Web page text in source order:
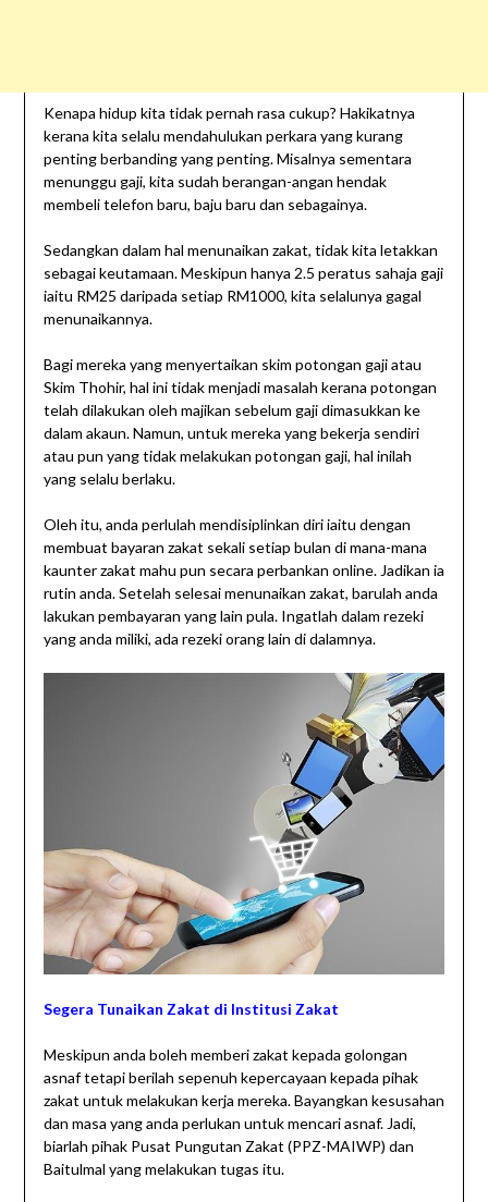
Kenapa hidup kita tidak pernah rasa cukup? Hakikatnya
kerana kita selalu mendahulukan perkara yang kurang
penting berbanding yang penting. Misalnya sementara
menunggu gaji, kita sudah berangan-angan hendak
membeli telefon baru, baju baru dan sebagainya.
Sedangkan dalam hal menunaikan zakat, tidak kita letakkan
sebagai keutamaan. Meskipun hanya 2.5 peratus sahaja gaji
iaitu RM25 daripada setiap RM1000, kita selalunya gagal
menunaikannya.
Bagi mereka yang menyertaikan skim potongan gaji atau
Skim Thohir, hal ini tidak menjadi masalah kerana potongan
telah dilakukan oleh majikan sebelum gaji dimasukkan ke
dalam akaun. Namun, untuk mereka yang bekerja sendiri
atau pun yang tidak melakukan potongan gaji, hal inilah
yang selalu berlaku.
Oleh itu, anda perlulah mendisiplinkan diri iaitu dengan
membuat bayaran zakat sekali setiap bulan di mana-mana
kaunter zakat mahu pun secara perbankan online. Jadikan ia
rutin anda. Setelah selesai menunaikan zakat, barulah anda
lakukan pembayaran yang lain pula. Ingatlah dalam rezeki
yang anda miliki, ada rezeki orang lain di dalamnya.
Segera Tunaikan Zakat di Institusi Zakat
Meskipun anda boleh memberi zakat kepada golongan
asnaf tetapi berilah sepenuh kepercayaan kepada pihak
zakat untuk melakukan kerja mereka. Bayangkan kesusahan
dan masa yang anda perlukan untuk mencari asnaf. Jadi,
biarlah pihak Pusat Pungutan Zakat (PPZ-MAIWP) dan
Baitulmal yang melakukan tugas itu.